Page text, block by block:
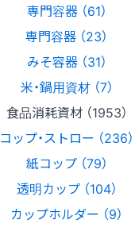
専門容器 （61）
専門容器 （23）
みそ容器 （31）
米・鍋用資材 （7）
食品消耗資材 （1953）
コップ・ストロー （236）
紙コップ （79）
透明カップ （104）
カップホルダー （9）